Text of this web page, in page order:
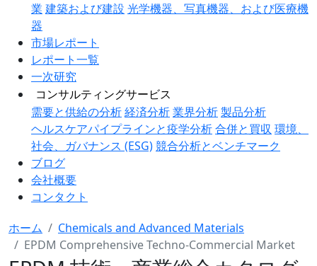
業 建築および建設 光学機器、写真機器、および医療機
器
市場レポート
レポート一覧
一次研究
コンサルティングサービス
需要と供給の分析経済分析業界分析製品分析
ヘルスケアパイプラインと疫学分析合併と買収 環境、
社会、ガバナンス (ESG)競合分析とベンチマーク
ブログ
会社概要
コンタクト
ホーム
Chemicals and Advanced Materials
EPDM Comprehensive Techno-Commercial Market